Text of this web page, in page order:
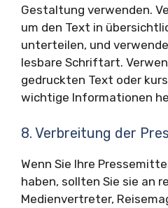
Gestaltung verwenden.
um den Text in
unterteilen, und
lesbare Schriftart.
gedruckten Text oder
wichtige Informationen
8. Verbreitung der
Wenn Sie Ihre
haben, sollten Sie sie an
Medienvertreter,